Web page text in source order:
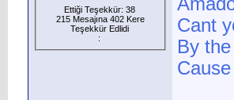
Ettiği Teşekkür: 38
215 Mesajına 402 Kere
Teşekkür Edlidi
:
Cant
By